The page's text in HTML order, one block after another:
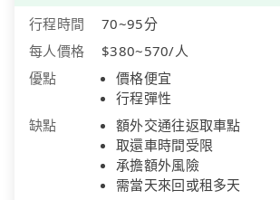
行程時間
70~95分
每人價格
$380~570/人
優點
價格便宜
行程彈性
缺點
額外交通往返取車點
取還車時間受限
承擔額外風險
需當天來回或租多天